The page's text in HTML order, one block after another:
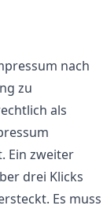
nach
zu
als
Ein zweiter
drei Klicks
Es muss